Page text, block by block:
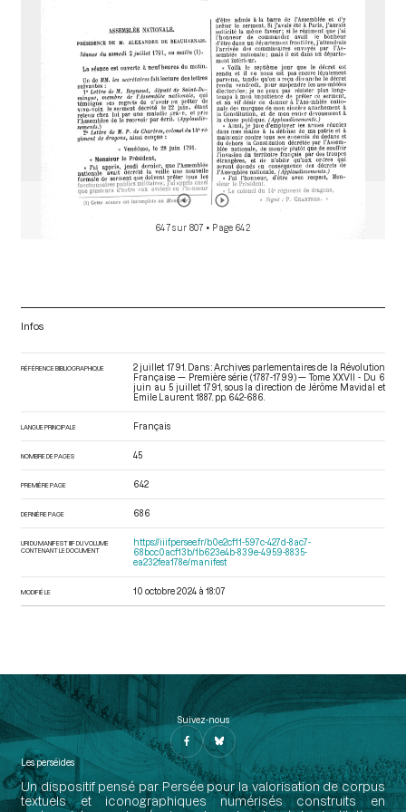
647 sur 807 • Page 642
Infos
RÉFÉRENCE BIBLIOGRAPHIQUE
2 juillet 1791. Dans : Archives parlementaires de la Révolution
Française — Première série (1787-1799) — Tome XXVII - Du 6
juin au 5 juillet 1791 , sous la direction de Jérôme Mavidal et
Emile Laurent. 1887. pp. 642-686.
LANGUE PRINCIPALE Français
NOMBRE DE PAGES 45
PREMIÈRE PAGE 642
DERNIÈRE PAGE 686
URI DU MANIFEST IIIF DU VOLUME
CONTENANT LE DOCUMENT
https://iiif.persee.fr/b0e2cf11-597c-427d-8ac7-
68bcc0acf13b/1b623e4b-839e-4959-8835-
ea232fea178e/manifest
MODIFIÉ LE 10 octobre 2024 à 18:07
Suivez-nous
Les perséides
Un dispositif pensé par Persée pour la valorisation de corpus
textuels et iconographiques numérisés construits en